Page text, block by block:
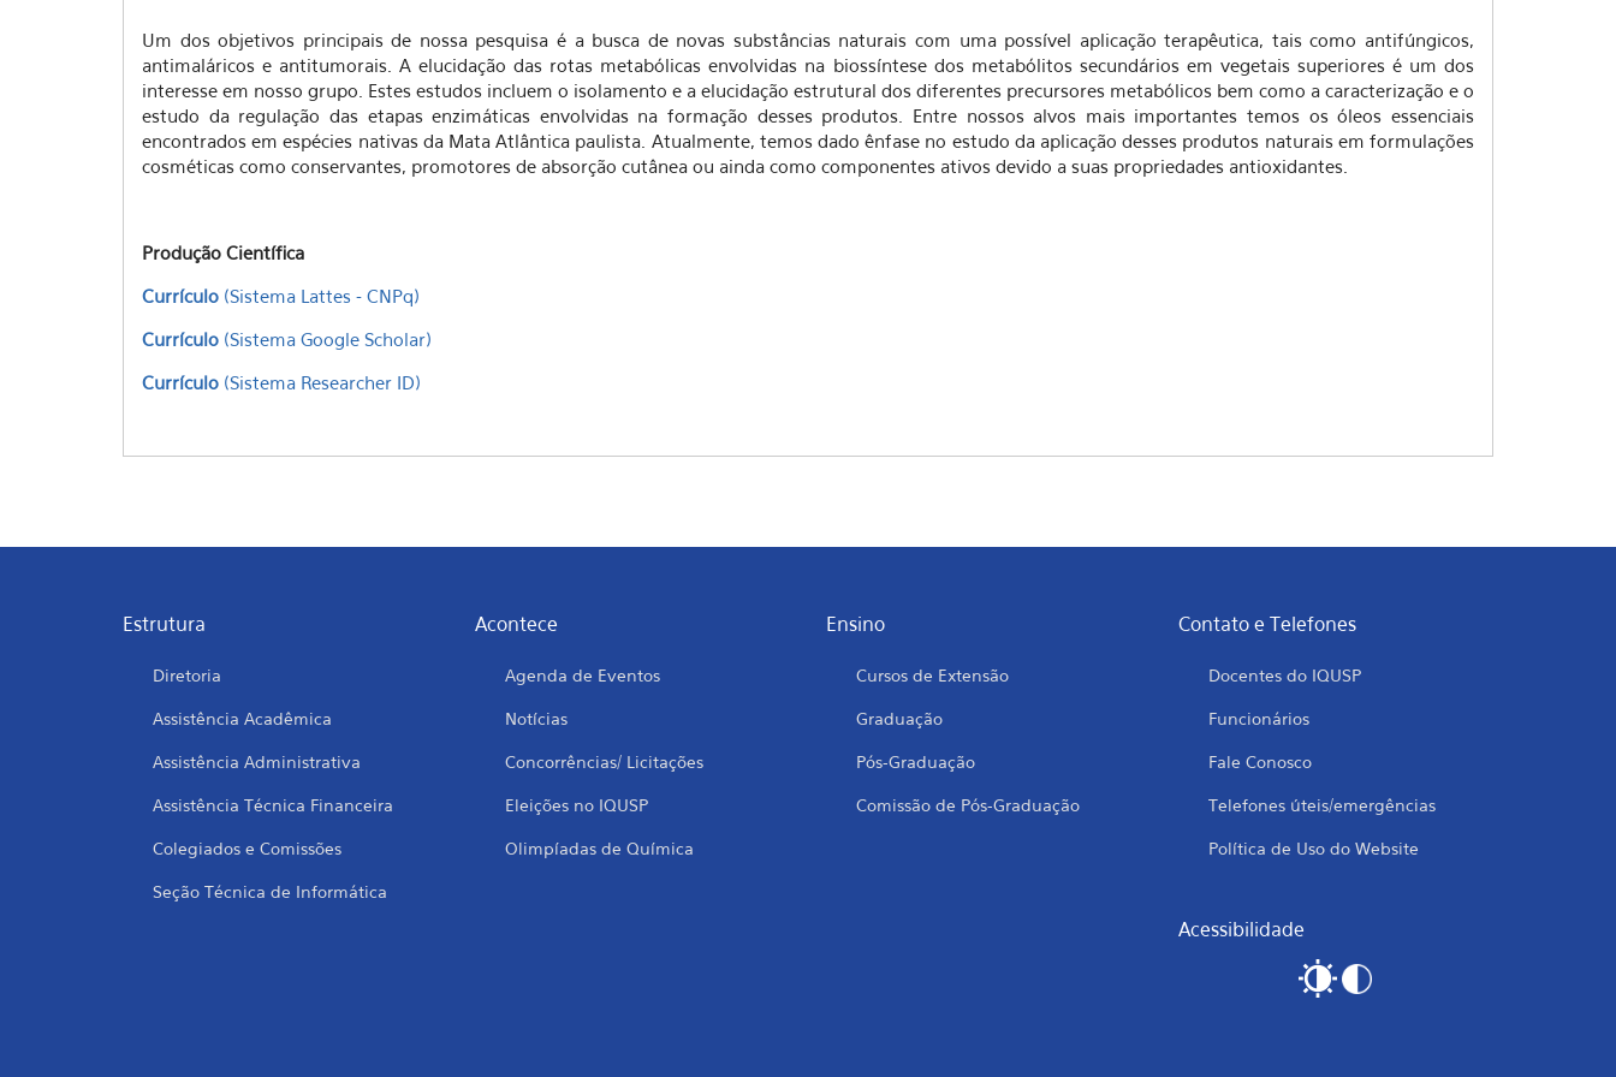
Um dos objetivos principais de nossa pesquisa é a busca de novas substâncias naturais com uma possível aplicação terapêutica, tais como antifúngicos,
antimaláricos e antitumorais. A elucidação das rotas metabólicas envolvidas na biossíntese dos metabólitos secundários em vegetais superiores é um dos
interesse em nosso grupo. Estes estudos incluem o isolamento e a elucidação estrutural dos diferentes precursores metabólicos bem como a caracterização e o
estudo da regulação das etapas enzimáticas envolvidas na formação desses produtos. Entre nossos alvos mais importantes temos os óleos essenciais
encontrados em espécies nativas da Mata Atlântica paulista. Atualmente, temos dado ênfase no estudo da aplicação desses produtos naturais em formulações
cosméticas como conservantes, promotores de absorção cutânea ou ainda como componentes ativos devido a suas propriedades antioxidantes.
Produção Científica
Currículo (Sistema Lattes - CNPq)
Currículo (Sistema Google Scholar)
Currículo (Sistema Researcher ID)
Estrutura
Diretoria
Assistência Acadêmica
Assistência Administrativa
Assistência Técnica Financeira
Colegiados e Comissões
Seção Técnica de Informática
Acontece
Agenda de Eventos
Notícias
Concorrências/ Licitações
Eleições no IQUSP
Olimpíadas de Química
Ensino
Cursos de Extensão
Graduação
Pós-Graduação
Comissão de Pós-Graduação
Contato e Telefones
Docentes do IQUSP
Funcionários
Fale Conosco
Telefones úteis/emergências
Política de Uso do Website
Acessibilidade